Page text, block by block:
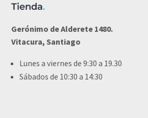
Tienda.
Gerónimo de Alderete 1480.
Vitacura, Santiago
Lunes a viernes de 9:30 a 19.30
Sábados de 10:30 a 14:30